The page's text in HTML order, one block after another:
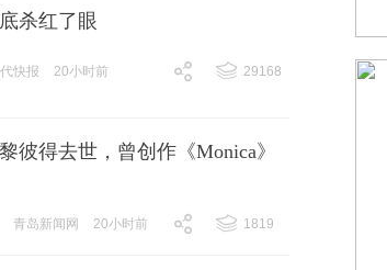
杀红了眼
快报 20小时前
29168
彼得去世，曾创作《Monica》
青岛新闻网 20小时前
1819